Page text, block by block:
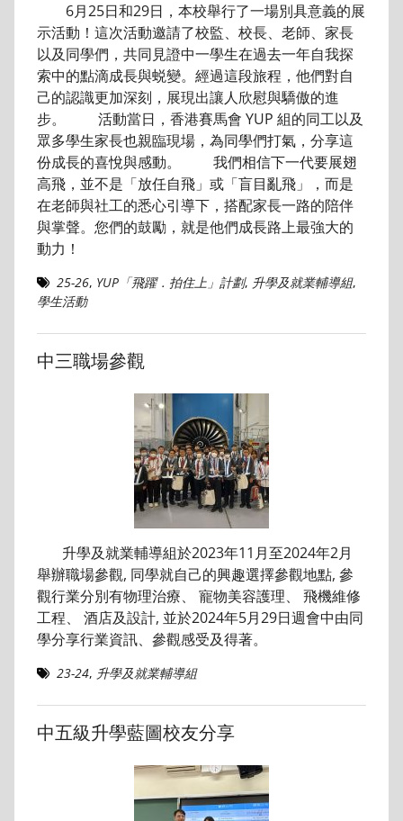
6月25日和29日，本校舉行了一場別具意義的展
示活動！這次活動邀請了校監、校長、老師、家長
以及同學們，共同見證中一學生在過去一年自我探
索中的點滴成長與蜕變。經過這段旅程，他們對自
己的認識更加深刻，展現出讓人欣慰與驕傲的進
步。 活動當日，香港賽馬會 YUP 組的同工以及
眾多學生家長也親臨現場，為同學們打氣，分享這
份成長的喜悅與感動。 我們相信下一代要展翅
高飛，並不是「放任自飛」或「盲目亂飛」，而是
在老師與社工的悉心引導下，搭配家長一路的陪伴
與掌聲。您們的鼓勵，就是他們成長路上最強大的
動力！
25-26, YUP「飛躍．拍住上」計劃, 升學及就業輔導組,
學生活動
中三職場參觀
升學及就業輔導組於2023年11月至2024年2月
舉辦職場參觀, 同學就自己的興趣選擇參觀地點, 參
觀行業分別有物理治療、 寵物美容護理、 飛機維修
工程、 酒店及設計, 並於2024年5月29日週會中由同
學分享行業資訊、參觀感受及得著。
23-24, 升學及就業輔導組
中五級升學藍圖校友分享